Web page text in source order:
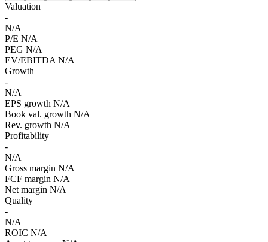
Valuation
-
N/A
P/E N/A
PEG N/A
EV/EBITDA N/A
Growth
-
N/A
EPS growth N/A
Book val. growth N/A
Rev. growth N/A
Profitability
-
N/A
Gross margin N/A
FCF margin N/A
Net margin N/A
Quality
-
N/A
ROIC N/A